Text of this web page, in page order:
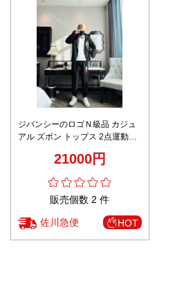
ジバンシーのロゴＮ級品 カジュ
アル ズボン トップス 2点運動セ
21000円
販売個数 2 件
佐川急便 HOT